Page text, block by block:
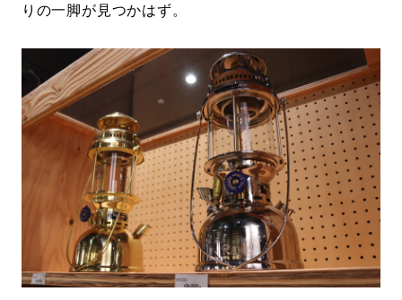
りの一脚が見つかはず。